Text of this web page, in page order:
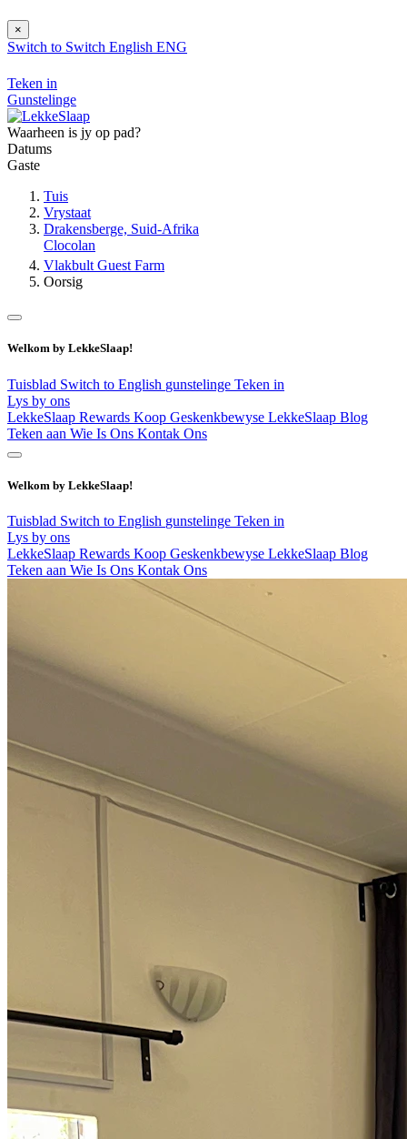
×
Switch to Switch English ENG
Teken in
Gunstelinge
Waarheen is jy op pad?
Datums
Gaste
Tuis
Vrystaat
Drakensberge, Suid-Afrika
Clocolan
Vlakbult Guest Farm
Oorsig
Welkom by LekkeSlaap!
Tuisblad Switch to English gunstelinge Teken in
Lys by ons
LekkeSlaap Rewards Koop Geskenkbewyse LekkeSlaap Blog
Teken aan Wie Is Ons Kontak Ons
Welkom by LekkeSlaap!
Tuisblad Switch to English gunstelinge Teken in
Lys by ons
LekkeSlaap Rewards Koop Geskenkbewyse LekkeSlaap Blog
Teken aan Wie Is Ons Kontak Ons